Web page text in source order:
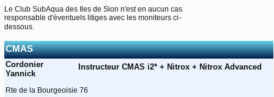
Le Club SubAqua des Iles de Sion n'est en aucun cas
responsable d'éventuels litiges avec les moniteurs ci-
dessous.
CMAS
Cordonier
Yannick
Instructeur CMAS i2* + Nitrox + Nitrox Advanced
Rte de la Bourgeoisie 76